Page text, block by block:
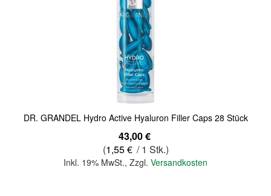
DR. GRANDEL Hydro Active Hyaluron Filler Caps 28 Stück
43,00 €
(1,55 € / 1 Stk.)
Inkl. 19% MwSt., Zzgl. Versandkosten